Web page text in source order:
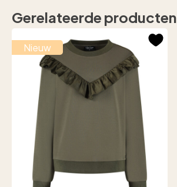
Gerelateerde producten
Nieuw